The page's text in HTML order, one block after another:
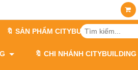
🔖 SẢN PHẨM CITYBUILDING
🔖 CHI NHÁNH CITYBUILDING